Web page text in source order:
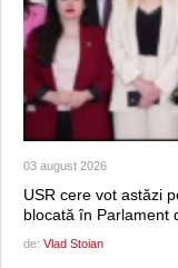
03 august 2026
USR cere vot astăzi
blocată în Parlament
de: Vlad Stoian